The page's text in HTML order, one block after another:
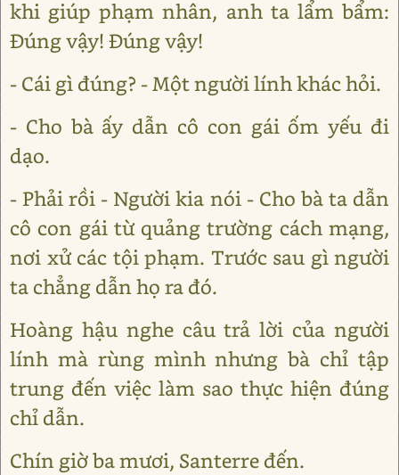
khi giúp phạm nhân, anh ta lẩm bẩm:
Đúng vậy! Đúng vậy!
- Cái gì đúng? - Một người lính khác hỏi.
- Cho bà ấy dẫn cô con gái ốm yếu đi
dạo.
- Phải rồi - Người kia nói - Cho bà ta dẫn
cô con gái từ quảng trường cách mạng,
nơi xử các tội phạm. Trước sau gì người
ta chẳng dẫn họ ra đó.
Hoàng hậu nghe câu trả lời của người
lính mà rùng mình nhưng bà chỉ tập
trung đến việc làm sao thực hiện đúng
chỉ dẫn.
Chín giờ ba mươi, Santerre đến.